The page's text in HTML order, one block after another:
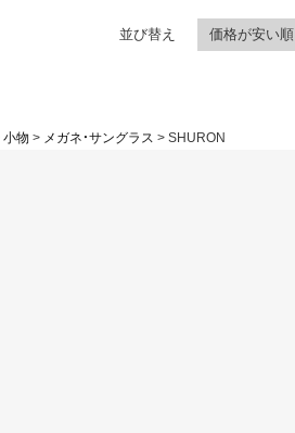
並び替え 価格が安い順
小物 メガネ・サングラス SHURON